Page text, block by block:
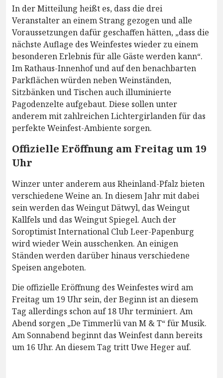
In der Mitteilung heißt es, dass die drei
Veranstalter an einem Strang gezogen und alle
Voraussetzungen dafür geschaffen hätten, „dass die
nächste Auflage des Weinfestes wieder zu einem
besonderen Erlebnis für alle Gäste werden kann“.
Im Rathaus-Innenhof und auf den benachbarten
Parkflächen würden neben Weinständen,
Sitzbänken und Tischen auch illuminierte
Pagodenzelte aufgebaut. Diese sollen unter
anderem mit zahlreichen Lichtergirlanden für das
perfekte Weinfest-Ambiente sorgen.
Offizielle Eröffnung am Freitag um 19
Uhr
Winzer unter anderem aus Rheinland-Pfalz bieten
verschiedene Weine an. In diesem Jahr mit dabei
sein werden das Weingut Dätwyl, das Weingut
Kallfels und das Weingut Spiegel. Auch der
Soroptimist International Club Leer-Papenburg
wird wieder Wein ausschenken. An einigen
Ständen werden darüber hinaus verschiedene
Speisen angeboten.
Die offizielle Eröffnung des Weinfestes wird am
Freitag um 19 Uhr sein, der Beginn ist an diesem
Tag allerdings schon auf 18 Uhr terminiert. Am
Abend sorgen „De Timmerlü van M & T“ für Musik.
Am Sonnabend beginnt das Weinfest dann bereits
um 16 Uhr. An diesem Tag tritt Uwe Heger auf.